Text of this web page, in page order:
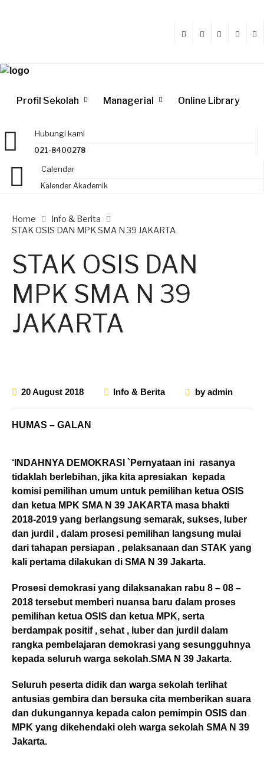
Profil Sekolah Managerial Online Library
Hubungi kami
021-8400278
Calendar
Kalender Akademik
Home
Info & Berita
STAK OSIS DAN MPK SMA N 39 JAKARTA
STAK OSIS DAN
MPK SMA N 39
JAKARTA
20 August 2018 Info & Berita byadmin
HUMAS – GALAN
‘INDAHNYA DEMOKRASI `Pernyataan ini rasanya
tidaklah berlebihan, jika kita apresiakan kepada
komisi pemilihan umum untuk pemilihan ketua OSIS
dan ketua MPK SMA N 39 JAKARTA masa bhakti
2018-2019 yang berlangsung semarak, sukses, luber
dan jurdil , dalam prosesi pemilihan langsung mulai
dari tahapan persiapan , pelaksanaan dan STAK yang
kali pertama dilakukan di SMA N 39 Jakarta.
Prosesi demokrasi yang dilaksanakan rabu 8 – 08 –
2018 tersebut memberi nuansa baru dalam proses
pemilihan ketua OSIS dan ketua MPK, serta
berdampak positif , sehat , luber dan jurdil dalam
rangka pembelajaran demokrasi yang sesungguhnya
kepada seluruh warga sekolah.SMA N 39 Jakarta.
Seluruh peserta didik dan warga sekolah terlihat
antusias gembira dan bersuka cita memberikan suara
dan dukungannya kepada calon pemimpin OSIS dan
MPK yang dikehendaki oleh warga sekolah SMA N 39
Jakarta.